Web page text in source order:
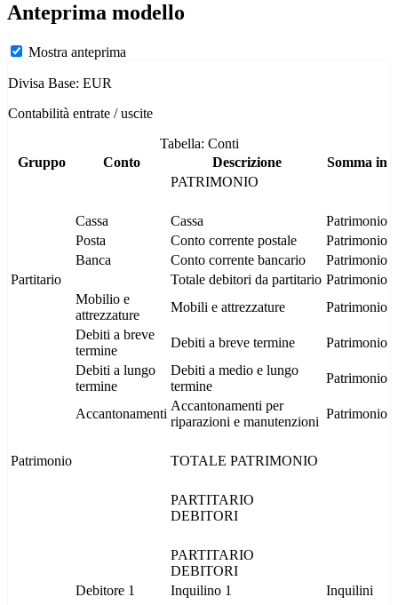
Anteprima modello
Mostra anteprima
Divisa Base: EUR
Contabilità entrate / uscite
Tabella: Conti
Gruppo
Conto Descrizione
Somma in
PATRIMONIO
Cassa Cassa
Patrimonio
Posta
Conto corrente postale
Patrimonio
Banca
Conto corrente bancario
Patrimonio
Partitario
Totale debitori da partitario Patrimonio
Mobilio e
attrezzature
Mobili e attrezzature
Patrimonio
Debiti a breve
termine
Debiti a breve termine
Patrimonio
Debiti a lungo
termine
Debiti a medio e lungo
termine
Patrimonio
Accantonamenti
Accantonamenti per
riparazioni e manutenzioni
Patrimonio
Patrimonio TOTALE PATRIMONIO
PARTITARIO
DEBITORI
PARTITARIO
DEBITORI
Debitore 1
Inquilino 1
Inquilini